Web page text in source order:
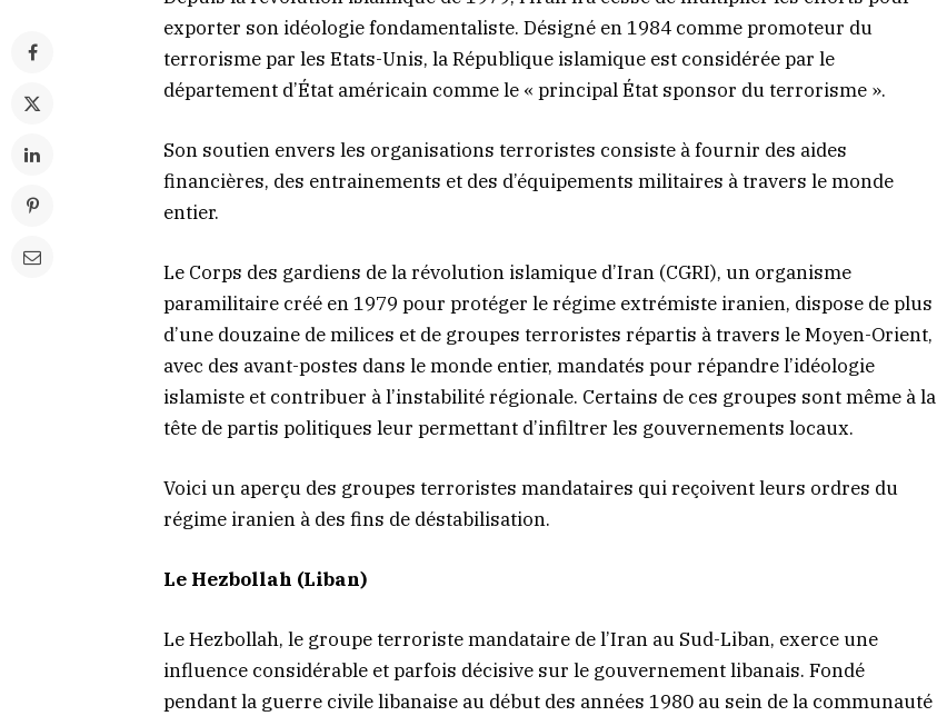
exporter son idéologie fondamentaliste. Désigné en 1984 comme promoteur du
terrorisme par les Etats-Unis, la République islamique est considérée par le
département d’État américain comme le « principal État sponsor du terrorisme ».
Son soutien envers les organisations terroristes consiste à fournir des aides
financières, des entrainements et des d’équipements militaires à travers le monde
entier.
Le Corps des gardiens de la révolution islamique d’Iran (CGRI), un organisme
paramilitaire créé en 1979 pour protéger le régime extrémiste iranien, dispose de plus
d’une douzaine de milices et de groupes terroristes répartis à travers le Moyen-Orient,
avec des avant-postes dans le monde entier, mandatés pour répandre l’idéologie
islamiste et contribuer à l’instabilité régionale. Certains de ces groupes sont même à la
tête de partis politiques leur permettant d’infiltrer les gouvernements locaux.
Voici un aperçu des groupes terroristes mandataires qui reçoivent leurs ordres du
régime iranien à des fins de déstabilisation.
Le Hezbollah (Liban)
Le Hezbollah, le groupe terroriste mandataire de l’Iran au Sud-Liban, exerce une
influence considérable et parfois décisive sur le gouvernement libanais. Fondé
pendant la guerre civile libanaise au début des années 1980 au sein de la communauté